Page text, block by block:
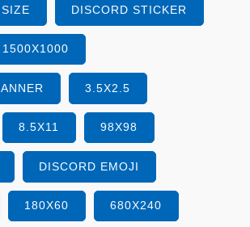
DISCORD STICKER
1500X1000
3.5X2.5
8.5X11 98X98
DISCORD EMOJI
180X60 680X240